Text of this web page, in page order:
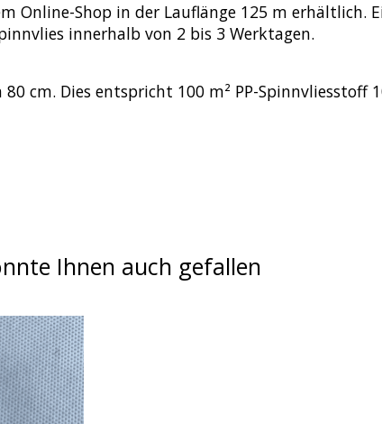
Online-Shop in der Lauflänge 125 m erhältlich.
innerhalb von 2 bis 3 Werktagen.
cm. Dies entspricht 100 m² PP-Spinnvliesstoff
Ihnen auch gefallen